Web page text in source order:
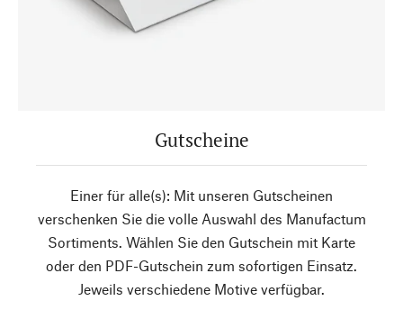
Gutscheine
Einer für alle(s): Mit unseren Gutscheinen
verschenken Sie die volle Auswahl des Manufactum
Sortiments. Wählen Sie den Gutschein mit Karte
oder den PDF-Gutschein zum sofortigen Einsatz.
Jeweils verschiedene Motive verfügbar.